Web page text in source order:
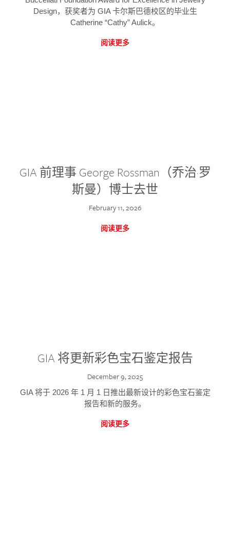
Design，获奖者为 GIA 卡尔斯巴德校区的毕业生
Catherine “Cathy” Aulick。
阅读更多
GIA 前理事 George Rossman（乔治·罗
斯曼）博士去世
February 11, 2026
阅读更多
GIA 将更新彩色宝石鉴定报告
December 9, 2025
GIA 将于 2026 年 1 月 1 日推出最新设计的彩色宝石鉴定
报告和新的服务。
阅读更多